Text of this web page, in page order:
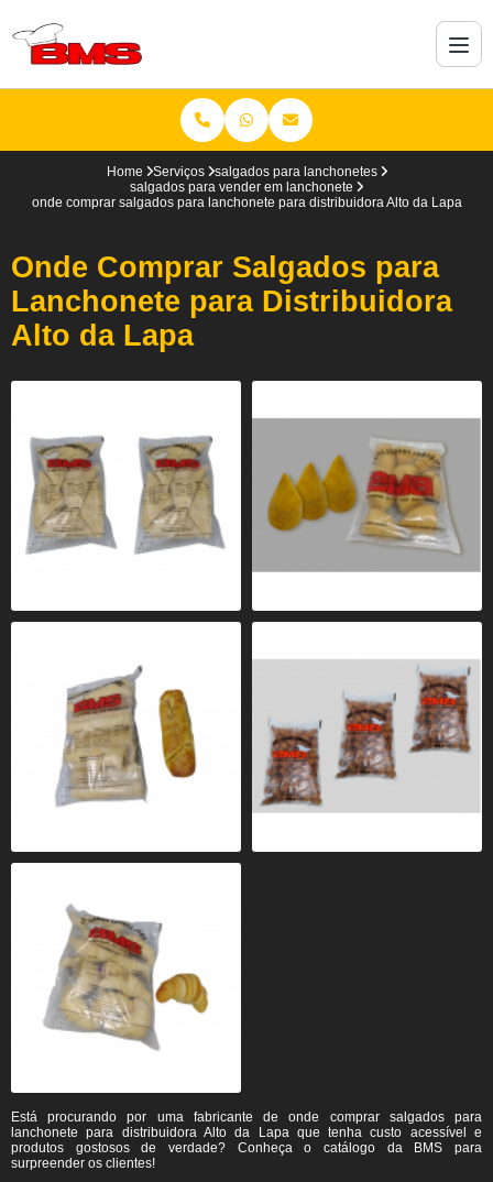
Home Serviços
salgados para lanchonetes
salgados para vender em lanchonete
onde comprar salgados para lanchonete para distribuidora Alto da Lapa
Onde Comprar Salgados para
Lanchonete para Distribuidora
Alto da Lapa
Está procurando por uma fabricante de onde comprar salgados para
lanchonete para distribuidora Alto da Lapa que tenha custo acessível e
produtos gostosos de verdade? Conheça o catálogo da BMS para
surpreender os clientes!